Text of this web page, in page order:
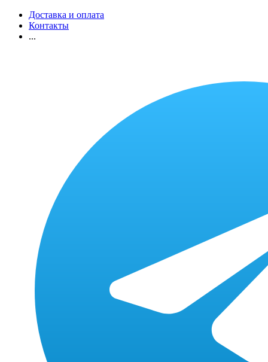
Доставка и оплата
Контакты
...